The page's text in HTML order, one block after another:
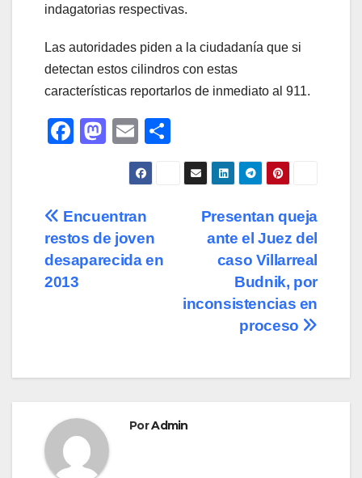
indagatorias respectivas.
Las autoridades piden a la ciudadanía que si
detectan estos cilindros con estas
características reportarlos de inmediato al 911.
F
e
b
o
o
M
o
d
o
E
m
ail
o
m
Navegación
de
entradas
Presentan queja
ante el Juez del
caso Villarreal
Budnik, por
inconsistencias en
proceso
Encuentran
restos de joven
desaparecida en
2013
PorAdmin